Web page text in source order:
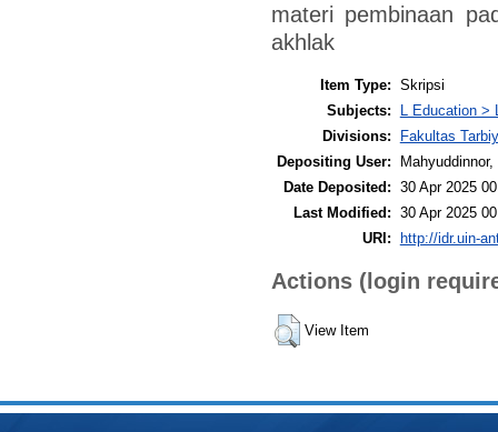
materi pembinaan
akhlak
Item Type: Skripsi
Subjects:
L Education >
Divisions:
Fakultas
Depositing User:
Date Deposited: 30 Apr 2025
Last Modified: 30 Apr 2025
URI: http://idr.uin-
Actions (login
View Item